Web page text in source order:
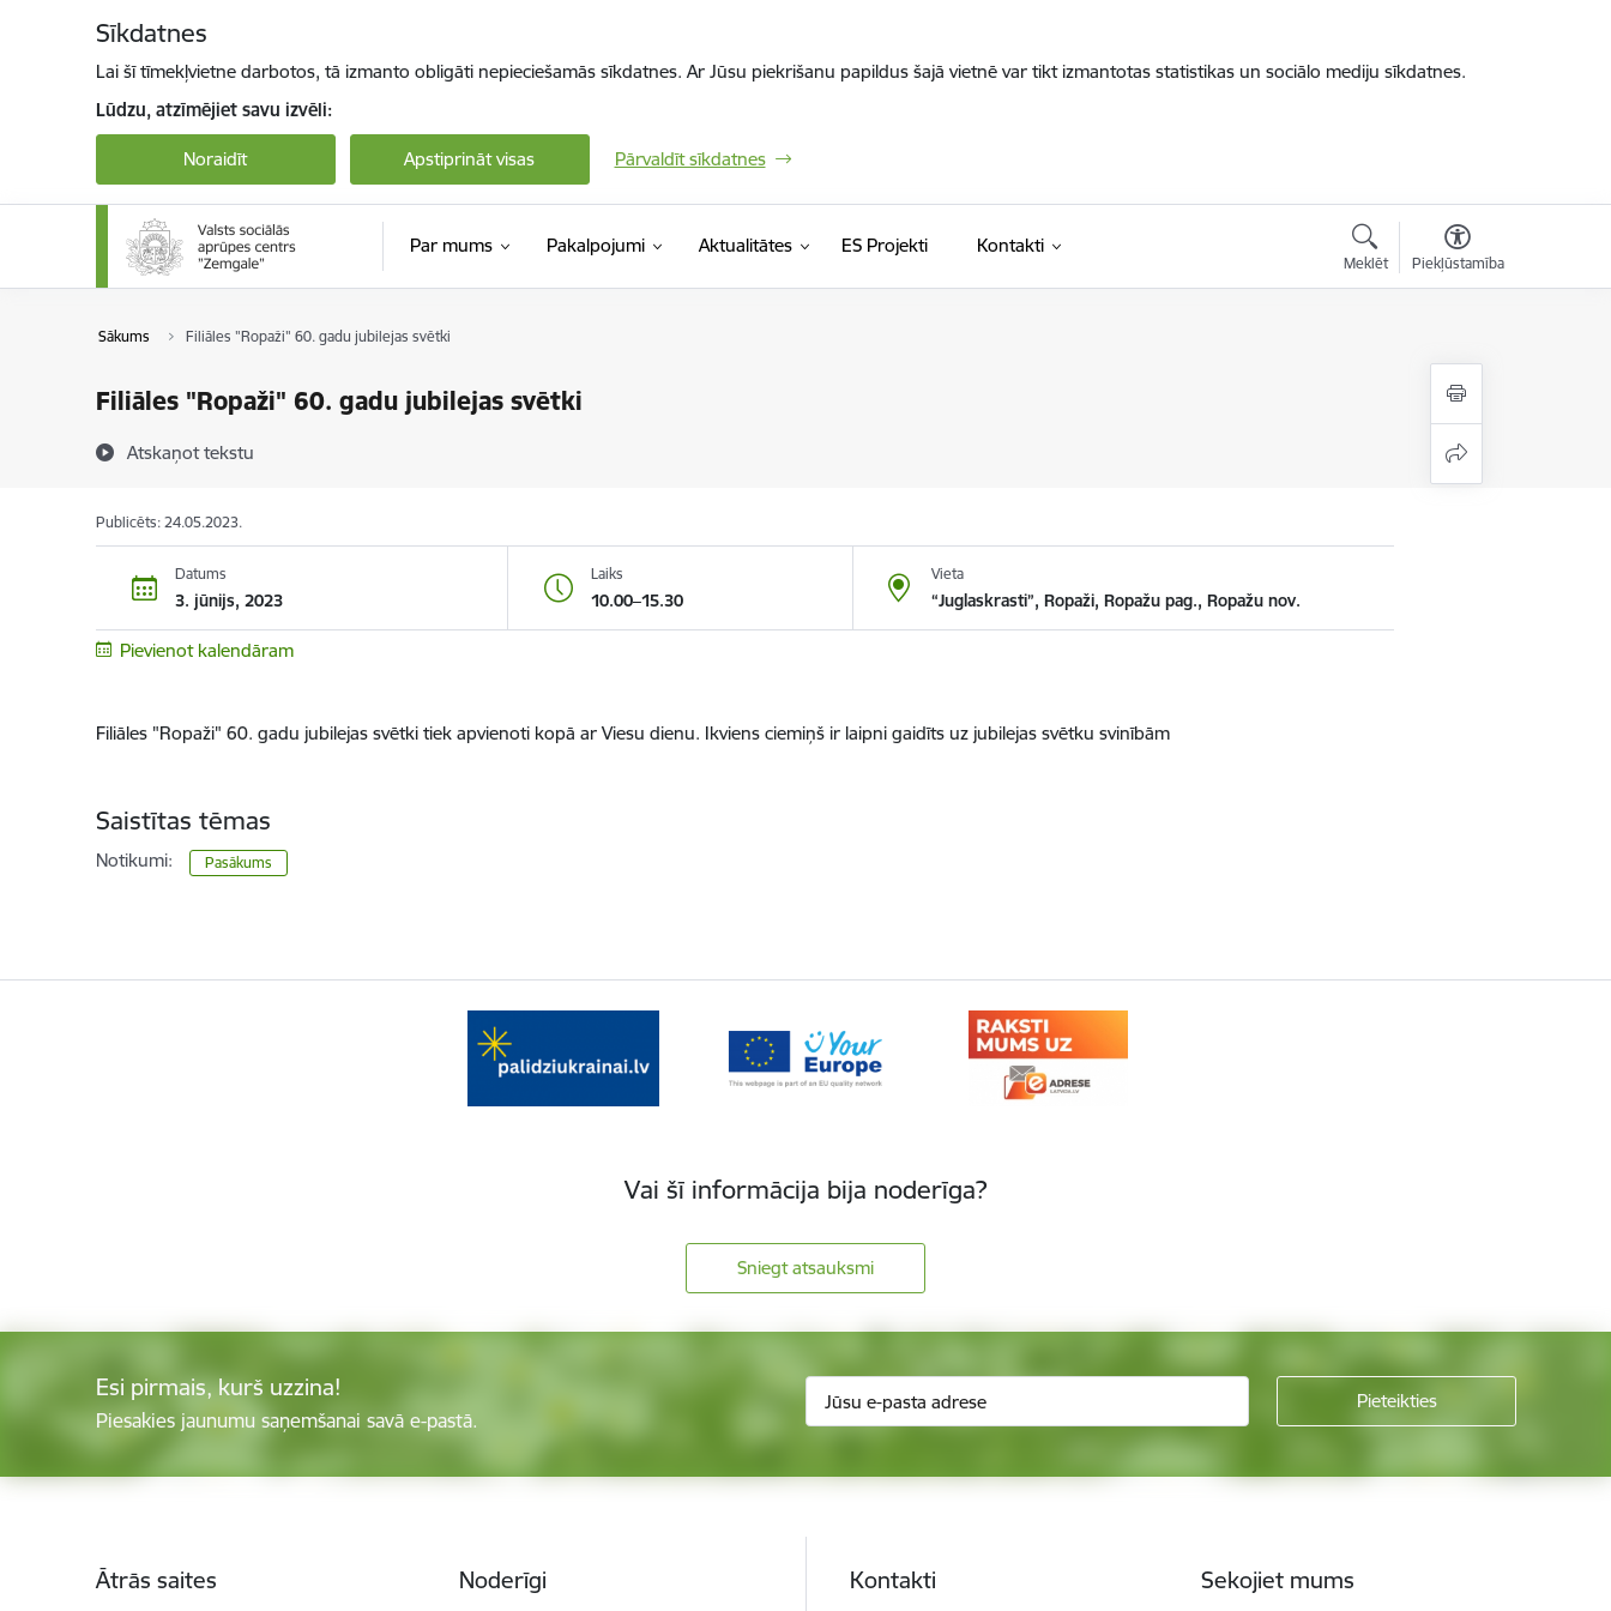
Sīkdatnes
Lai šī tīmekļvietne darbotos, tā izmanto obligāti nepieciešamās sīkdatnes. Ar Jūsu piekrišanu papildus šajā vietnē var tikt izmantotas statistikas un sociālo mediju sīkdatnes.
Lūdzu, atzīmējiet savu izvēli:
Noraidīt Apstiprināt visas Pārvaldīt sīkdatnes
Par mums Pakalpojumi Aktualitātes ES Projekti Kontakti
Meklēt Piekļūstamība
Sākums Filiāles "Ropaži" 60. gadu jubilejas svētki
Filiāles "Ropaži" 60. gadu jubilejas svētki
Atskaņot tekstu
Publicēts: 24.05.2023.
Datums
3. jūnijs, 2023
Laiks
10.00–15.30
Vieta
“Juglaskrasti”, Ropaži, Ropažu pag., Ropažu nov.
Pievienot kalendāram
Filiāles "Ropaži" 60. gadu jubilejas svētki tiek apvienoti kopā ar Viesu dienu. Ikviens ciemiņš ir laipni gaidīts uz jubilejas svētku svinībām
Saistītas tēmas
Notikumi: Pasākums
Vai šī informācija bija noderīga?
Sniegt atsauksmi
Esi pirmais, kurš uzzina!
Piesakies jaunumu saņemšanai savā e-pastā.
Ātrās saites Noderīgi Kontakti Sekojiet mums